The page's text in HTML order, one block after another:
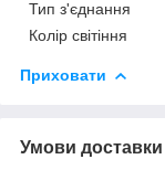
Тип з'єднання
Колір світіння
Приховати
Умови доставки